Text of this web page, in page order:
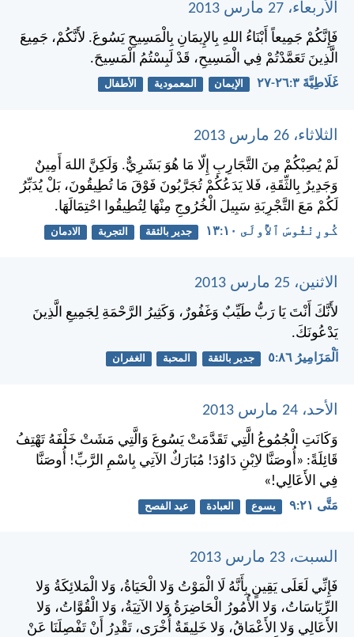
الأربعاء، 27 مارس 2013
فَإِنَّكُمْ جَمِيعاً أَبْنَاءُ اللهِ بِالإِيمَانِ بِالْمَسِيحِ يَسُوعَ. لأَنَّكُمْ، جَمِيعَ
الَّذِينَ تَعَمَّدْتُمْ فِي الْمَسِيحِ، قَدْ لَبِسْتُمُ الْمَسِيحَ.
غَلَاطِيَّةَ ٣:‏٢٦-‏٢٧ الإيمان المعمودية الأطفال
الثلاثاء، 26 مارس 2013
لَمْ يُصِبْكُمْ مِنَ التَّجَارِبِ إِلّا مَا هُوَ بَشَرِيٌّ. وَلَكِنَّ اللهَ أَمِينٌ
وَجَدِيرٌ بِالثِّقَةِ، فَلا يَدَعُكُمْ تُجَرَّبُونَ فَوْقَ مَا تُطِيقُونَ، بَلْ يُدَبِّرُ
لَكُمْ مَعَ التَّجْرِبَةِ سَبِيلَ الْخُرُوجِ مِنْهَا لِتُطِيقُوا احْتِمَالَهَا.
كُورِنْثُوسَ ٱلأُولَى ١٠:‏١٣ جدير بالثقة التجربة الادمان
الاثنين، 25 مارس 2013
لأَنَّكَ أَنْتَ يَا رَبُّ طَيِّبٌ وَغَفُورٌ، وَكَثِيرُ الرَّحْمَةِ لِجَمِيعِ الَّذِينَ
يَدْعُونَكَ.
اَلْمَزَامِيرُ ٨٦:‏٥ جدير بالثقة المحبة الغفران
الأحد، 24 مارس 2013
وَكَانَتِ الْجُمُوعُ الَّتِي تَقَدَّمَتْ يَسُوعَ وَالَّتِي مَشَتْ خَلْفَهُ تَهْتِفُ
قَائِلَةً: «أُوصَنَّا لاِبْنِ دَاوُدَ! مُبَارَكٌ الآتِي بِاسْمِ الرَّبِّ! أُوصَنَّا
فِي الأَعَالِي!»
مَتَّى ٢١:‏٩ يسوع العبادة عيد الفصح
السبت، 23 مارس 2013
فَإِنِّي لَعَلَى يَقِينٍ بِأَنَّهُ لَا الْمَوْتُ وَلا الْحَيَاةُ، وَلا الْمَلائِكَةُ وَلا
الرِّيَاسَاتُ، وَلا الأُمُورُ الْحَاضِرَةُ وَلا الآتِيَةُ، وَلا الْقُوَّاتُ، وَلا
الأَعَالِي وَلا الأَعْمَاقُ، وَلا خَلِيقَةٌ أُخْرَى، تَقْدِرُ أَنْ تَفْصِلَنَا عَنْ